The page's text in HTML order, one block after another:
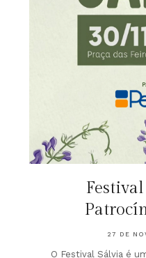
27 DE
O Festival Sálvia é